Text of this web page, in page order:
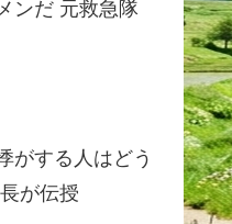
ンだ 元救急隊
がする人はどう
が伝授